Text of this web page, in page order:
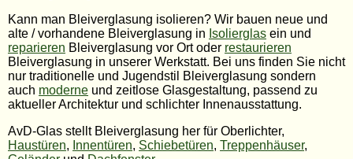
Kann man Bleiverglasung isolieren? Wir bauen neue und
alte / vorhandene Bleiverglasung in Isolierglas ein und
reparieren Bleiverglasung vor Ort oder restaurieren
Bleiverglasung in unserer Werkstatt. Bei uns finden Sie nicht
nur traditionelle und Jugendstil Bleiverglasung sondern
auch moderne und zeitlose Glasgestaltung, passend zu
aktueller Architektur und schlichter Innenausstattung.
AvD-Glas stellt Bleiverglasung her für Oberlichter,
Haustüren, Innentüren, Schiebetüren, Treppenhäuser,